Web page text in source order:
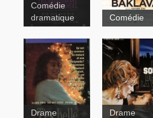
Comédie
dramatique
Comédie
Drame
Drame